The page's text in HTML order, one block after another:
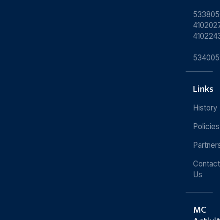
Links
History
Policies
Contact
Us
MC